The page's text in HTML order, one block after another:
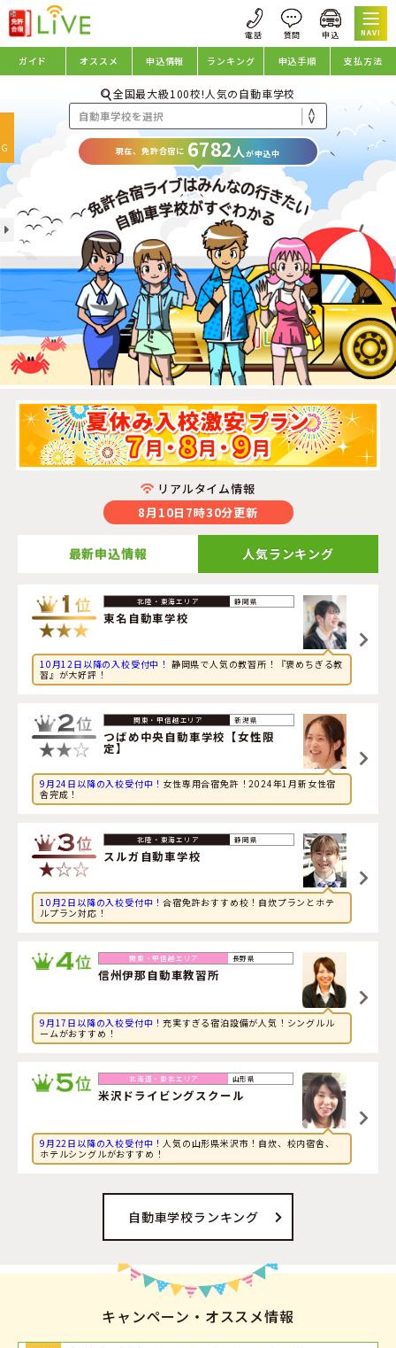
NAVI
ガイド オススメ 申込情報 ランキング 申込手順 支払方法
全国最大級100校!人気の自動車学校
現在、免許合宿に 6782 人が申込中
リアルタイム情報
8月10日7時30分更新
最新申込情報
2026年8月10日
スポーツに興味のある大学生が新潟県・
糸魚川自動車学校
に申し込みました。
2026年8月10日
グルメに興味のある専門学校生が新潟県・糸魚川自動車学
2026年8月10日
旅行に興味のある専門学校生が徳島県・
徳島わきまち自動
車学校
2026年8月10日
人気ランキング
静岡県
東名自動車学校
10月12日以降の入校受付中！ 静岡県で人気の教習所！『褒めちぎる教
習』が大好評！
新潟県
つばめ中央自動車学校【女性限
定】
9月24日以降の入校受付中！ 女性専用合宿免許！2024年1月新女性宿
舎完成！
静岡県
スルガ自動車学校
10月2日以降の入校受付中！合宿免許おすすめ校！自炊プランとホテ
ルプラン対応！
長野県
信州伊那自動車教習所
9月17日以降の入校受付中！充実すぎる宿泊設備が人気！シングルル
ームがおすすめ！
山形県
米沢ドライビングスクール
9月22日以降の入校受付中！人気の山形県米沢市！自炊、校内宿舎、
ホテルシングルがおすすめ！
自動車学校ランキング
キャンペーン・オススメ情報